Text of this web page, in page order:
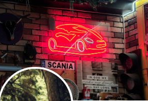
Skip to content